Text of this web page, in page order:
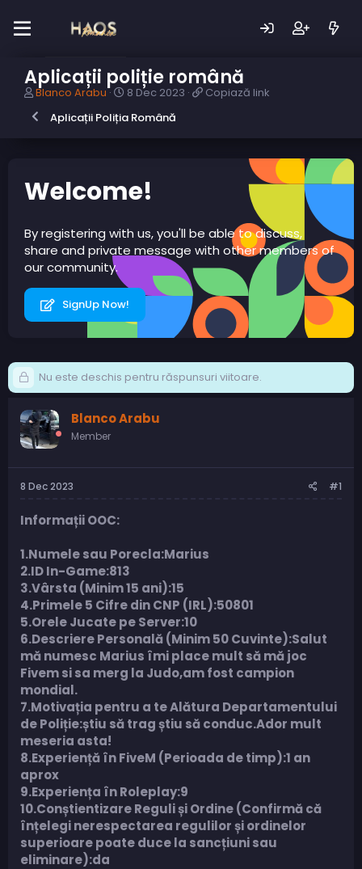
Aplicații poliție română
A
t
u
b
c
t
Blanco Arabu
D
t
a
8 Dec 2023
C
k
Copiază link
Aplicații Poliția Română
Welcome!
By registering with us, you'll be able to discuss,
share and private message with other members of
our community.
SignUp Now!
Nu este deschis pentru răspunsuri viitoare.
Blanco Arabu
Member
8 Dec 2023 #1
Informații OOC:
1.Numele sau Porecla:Marius
2.ID In-Game:813
3.Vârsta (Minim 15 ani):15
4.Primele 5 Cifre din CNP (IRL):50801
5.Orele Jucate pe Server:10
6.Descriere Personală (Minim 50 Cuvinte):Salut
mă numesc Marius îmi place mult să mă joc
Fivem si sa merg la Judo,am fost campion
mondial.
7.Motivația pentru a te Alătura Departamentului
de Poliție:știu să trag știu să conduc.Ador mult
meseria asta!
8.Experiență în FiveM (Perioada de timp):1 an
aprox
9.Experiența în Roleplay:9
10.Conștientizare Reguli și Ordine (Confirmă că
înțelegi nerespectarea regulilor și ordinelor
superioare poate duce la sancțiuni sau
eliminare):da